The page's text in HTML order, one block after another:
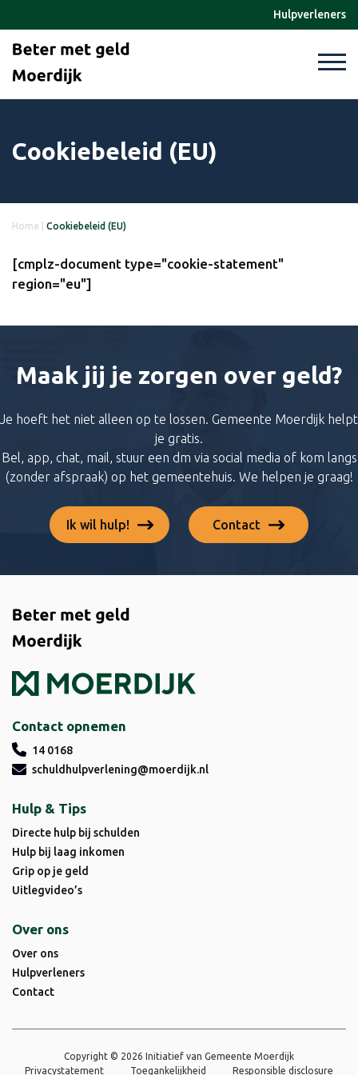
Hulpverleners
Cookiebeleid (EU)
Home Cookiebeleid (EU)
[cmplz-document type="cookie-statement"
region="eu"]
Maak jij je zorgen over geld?
Je hoeft het niet alleen op te lossen. Gemeente Moerdijk helpt
je gratis.
Bel, app, chat, mail, stuur een dm via social media of kom langs
(zonder afspraak) op het gemeentehuis. We helpen je graag!
Ik wil hulp! Contact
Contact opnemen
14 0168
schuldhulpverlening@moerdijk.nl
Hulp & Tips
Directe hulp bij schulden
Hulp bij laag inkomen
Grip op je geld
Uitlegvideo’s
Over ons
Over ons
Hulpverleners
Contact
Copyright © 2026 Initiatief van Gemeente Moerdijk
Privacystatement
Toegankelijkheid Responsible disclosure